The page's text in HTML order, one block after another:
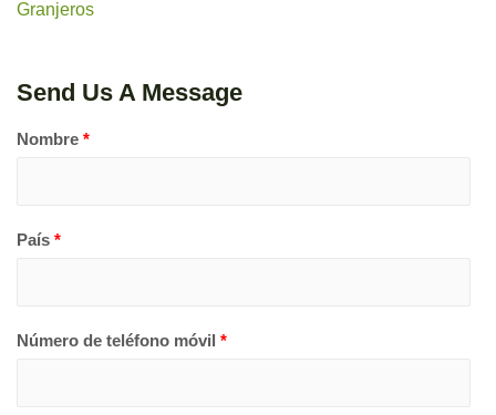
Granjeros
Send Us A Message
Nombre *
País *
Número de teléfono móvil *